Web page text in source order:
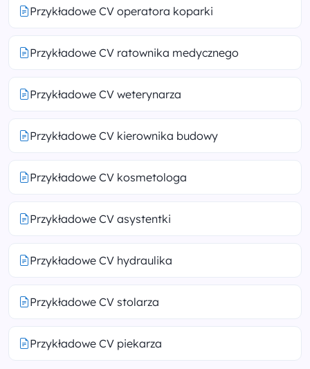
Przykładowe CV operatora koparki
Przykładowe CV ratownika medycznego
Przykładowe CV weterynarza
Przykładowe CV kierownika budowy
Przykładowe CV kosmetologa
Przykładowe CV asystentki
Przykładowe CV hydraulika
Przykładowe CV stolarza
Przykładowe CV piekarza